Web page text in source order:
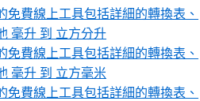
免費線上工具包括詳細的轉換表、
毫升 到 立方分升
免費線上工具包括詳細的轉換表、
毫升 到 立方毫米
免費線上工具包括詳細的轉換表、